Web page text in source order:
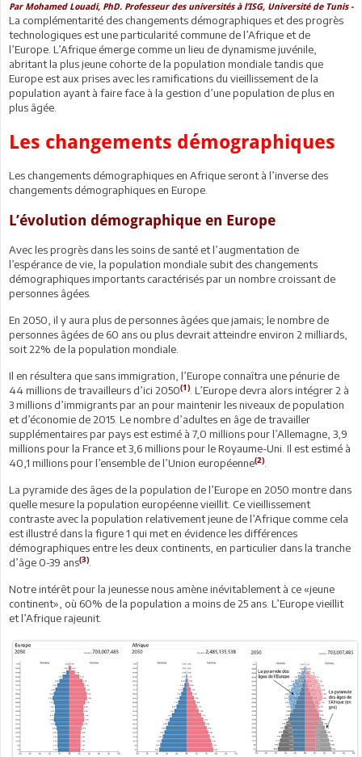
Par Mohamed Louadi, PhD. Professeur des universités à l’ISG, Université de Tunis -
La complémentarité des changements démographiques et des progrès
technologiques est une particularité commune de l’Afrique et de
l’Europe. L’Afrique émerge comme un lieu de dynamisme juvénile,
abritant la plus jeune cohorte de la population mondiale tandis que
Europe est aux prises avec les ramifications du vieillissement de la
population ayant à faire face à la gestion d’une population de plus en
plus âgée.
Les changements démographiques
Les changements démographiques en Afrique seront à l’inverse des
changements démographiques en Europe.
L’évolution démographique en Europe
Avec les progrès dans les soins de santé et l’augmentation de
l’espérance de vie, la population mondiale subit des changements
démographiques importants caractérisés par un nombre croissant de
personnes âgées.
En 2050, il y aura plus de personnes âgées que jamais; le nombre de
personnes âgées de 60 ans ou plus devrait atteindre environ 2 milliards,
soit 22% de la population mondiale.
Il en résultera que sans immigration, l’Europe connaîtra une pénurie de
44 millions de travailleurs d’ici 2050(1) . L’Europe devra alors intégrer 2 à
3 millions d’immigrants par an pour maintenir les niveaux de population
et d’économie de 2015. Le nombre d’adultes en âge de travailler
supplémentaires par pays est estimé à 7,0 millions pour l’Allemagne, 3,9
millions pour la France et 3,6 millions pour le Royaume-Uni. Il est estimé à
40,1 millions pour l’ensemble de l’Union européenne(2)
La pyramide des âges de la population de l’Europe en 2050 montre dans
quelle mesure la population européenne vieillit. Ce vieillissement
contraste avec la population relativement jeune de l’Afrique comme cela
est illustré dans la figure 1 qui met en évidence les différences
démographiques entre les deux continents, en particulier dans la tranche
d’âge 0-39 ans(3)
Notre intérêt pour la jeunesse nous amène inévitablement à ce «jeune
continent», où 60% de la population a moins de 25 ans. L’Europe vieillit
et l’Afrique rajeunit.